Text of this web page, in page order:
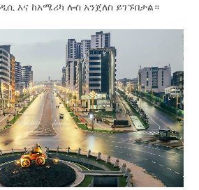
ዲሲ እና ከአሜሪካ ሎስ አንጀለስ ይገኙበታል።